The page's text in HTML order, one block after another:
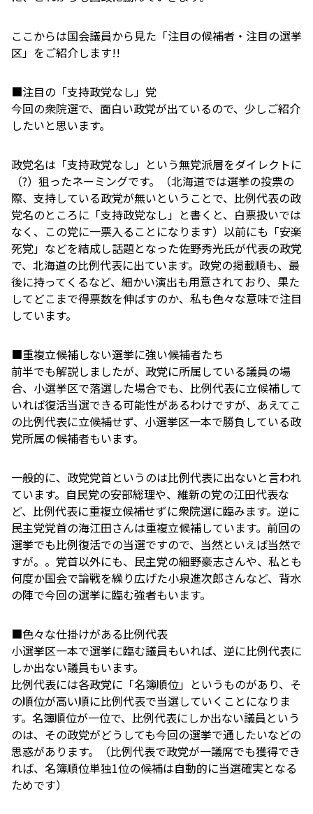
ここからは国会議員から見た「注目の候補者・注目の選挙
区」をご紹介します!!
■注目の「支持政党なし」党
今回の衆院選で、面白い政党が出ているので、少しご紹介
したいと思います。
政党名は「支持政党なし」という無党派層をダイレクトに
（?）狙ったネーミングです。（北海道では選挙の投票の
際、支持している政党が無いということで、比例代表の政
党名のところに「支持政党なし」と書くと、白票扱いでは
なく、この党に一票入ることになります）以前にも「安楽
死党」などを結成し話題となった佐野秀光氏が代表の政党
で、北海道の比例代表に出ています。政党の掲載順も、最
後に持ってくるなど、細かい演出も用意されており、果た
してどこまで得票数を伸ばすのか、私も色々な意味で注目
しています。
■重複立候補しない選挙に強い候補者たち
前半でも解説しましたが、政党に所属している議員の場
合、小選挙区で落選した場合でも、比例代表に立候補して
いれば復活当選できる可能性があるわけですが、あえてこ
の比例代表に立候補せず、小選挙区一本で勝負している政
党所属の候補者もいます。
一般的に、政党党首というのは比例代表に出ないと言われ
ています。自民党の安部総理や、維新の党の江田代表な
ど、比例代表に重複立候補せずに衆院選に臨みます。逆に
民主党党首の海江田さんは重複立候補しています。前回の
選挙でも比例復活での当選ですので、当然といえば当然で
すが。。党首以外にも、民主党の細野豪志さんや、私とも
何度か国会で論戦を繰り広げた小泉進次郎さんなど、背水
の陣で今回の選挙に臨む強者もいます。
■色々な仕掛けがある比例代表
小選挙区一本で選挙に臨む議員もいれば、逆に比例代表に
しか出ない議員もいます。
比例代表には各政党に「名簿順位」というものがあり、そ
の順位が高い順に比例代表で当選していくことになりま
す。名簿順位が一位で、比例代表にしか出ない議員という
のは、その政党がどうしても今回の選挙で通したいなどの
思惑があります。（比例代表で政党が一議席でも獲得でき
れば、名簿順位単独1位の候補は自動的に当選確実となる
ためです）